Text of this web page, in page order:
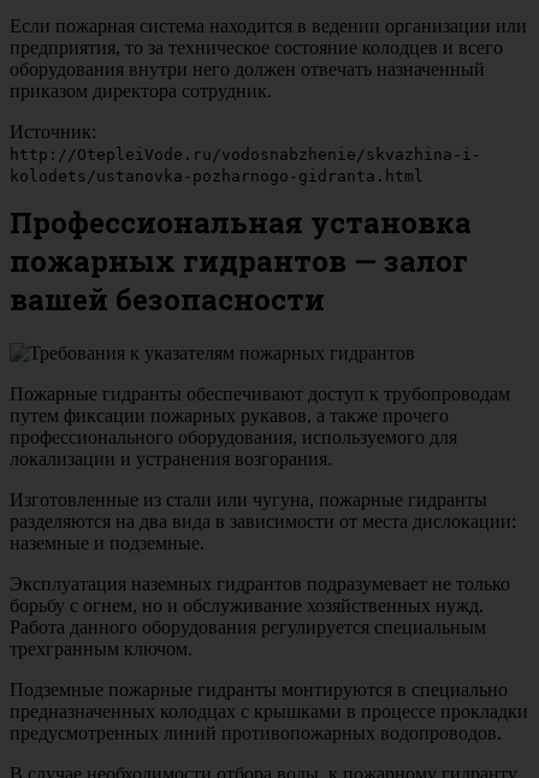
Если пожарная система находится в ведении организации или
предприятия, то за техническое состояние колодцев и всего
оборудования внутри него должен отвечать назначенный
приказом директора сотрудник.
Источник:
http://OtepleiVode.ru/vodosnabzhenie/skvazhina-i-
kolodets/ustanovka-pozharnogo-gidranta.html
Профессиональная установка
пожарных гидрантов — залог
вашей безопасности
Пожарные гидранты обеспечивают доступ к трубопроводам
путем фиксации пожарных рукавов, а также прочего
профессионального оборудования, используемого для
локализации и устранения возгорания.
Изготовленные из стали или чугуна, пожарные гидранты
разделяются на два вида в зависимости от места дислокации:
наземные и подземные.
Эксплуатация наземных гидрантов подразумевает не только
борьбу с огнем, но и обслуживание хозяйственных нужд.
Работа данного оборудования регулируется специальным
трехгранным ключом.
Подземные пожарные гидранты монтируются в специально
предназначенных колодцах с крышками в процессе прокладки
предусмотренных линий противопожарных водопроводов.
В случае необходимости отбора воды, к пожарному гидранту